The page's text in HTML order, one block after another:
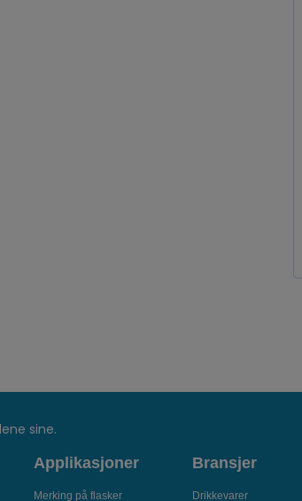
sine.
Applikasjoner
Merking på flasker
Bransjer
Drikkevarer